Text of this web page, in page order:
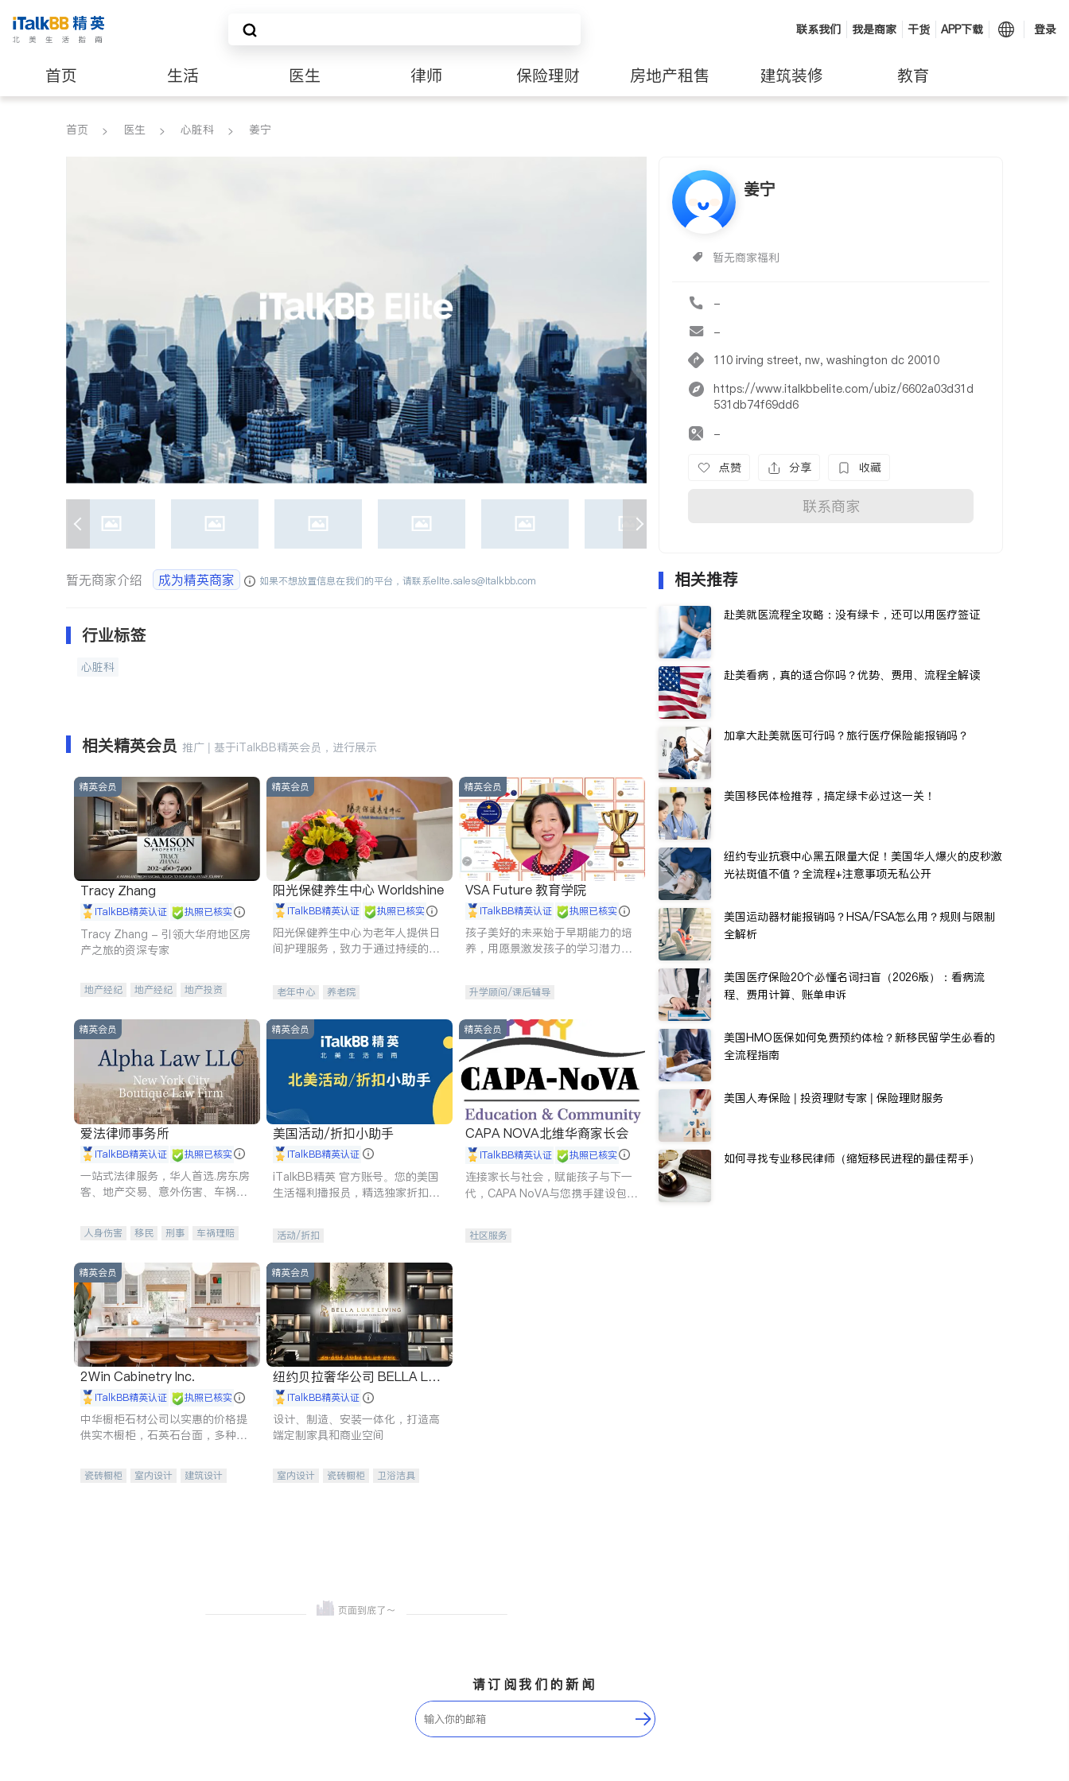
联系我们 我是商家 干货 APP下载 登录
首页 生活 医生 律师 保险理财 房地产租售 建筑装修 教育
养老 非盈利组织
首页 医生 心脏科 姜宁
姜宁
暂无商家福利
-
-
110 irving street, nw, washington dc 20010
https://www.italkbbelite.com/ubiz/6602a03d31d
531db74f69dd6
-
点赞 分享 收藏
联系商家
暂无商家介绍 成为精英商家 如果不想放置信息在我们的平台，请联系elite.sales@italkbb.com
行业标签
心脏科
相关精英会员 推广 | 基于iTalkBB精英会员，进行展示
精英会员
Tracy Zhang
iTalkBB精英认证 执照已核实
Tracy Zhang - 引领大华府地区房
产之旅的资深专家
地产经纪 地产经纪
地产投资
精英会员
阳光保健养生中心 Worldshine
iTalkBB精英认证 执照已核实
阳光保健养生中心为老年人提供日
间护理服务，致力于通过持续的护
老年中心 养老院
精英会员
VSA Future 教育学院
iTalkBB精英认证 执照已核实
孩子美好的未来始于早期能力的培
养，用愿景激发孩子的学习潜力和
升学顾问/课后辅导
精英会员
爱法律师事务所
iTalkBB精英认证 执照已核实
一站式法律服务，华人首选.房东房
客、地产交易、意外伤害、车祸重
人身伤害 移民 刑事
车祸理赔
商标注册
索赔 律师-其它 保释
精英会员
美国活动/折扣小助手
iTalkBB精英认证
iTalkBB精英 官方账号。您的美国
生活福利播报员，精选独家折扣、
活动/折扣
精英会员
CAPA NOVA北维华裔家长会
iTalkBB精英认证 执照已核实
连接家长与社会，赋能孩子与下一
代，CAPA NoVA与您携手建设包
社区服务
精英会员
2Win Cabinetry Inc.
iTalkBB精英认证 执照已核实
中华橱柜石材公司以实惠的价格提
供实木橱柜，石英石台面，多种优
机。品质厨房，家的选择。
瓷砖橱柜 室内设计
建筑设计
精英会员
纽约贝拉奢华公司 BELLA LUX
E iTalkBB精英认证
设计、制造、安装一体化，打造高
端定制家具和商业空间
室内设计 瓷砖橱柜
卫浴洁具
相关推荐
赴美就医流程全攻略：没有绿卡，还可以用医疗签证
赴美看病，真的适合你吗？优势、费用、流程全解读
加拿大赴美就医可行吗？旅行医疗保险能报销吗？
美国移民体检推荐，搞定绿卡必过这一关！
纽约专业抗衰中心黑五限量大促！美国华人爆火的皮秒激
光祛斑值不值？全流程+注意事项无私公开
美国运动器材能报销吗？HSA/FSA怎么用？规则与限制
全解析
美国医疗保险20个必懂名词扫盲（2026版）：看病流
程、费用计算、账单申诉
美国HMO医保如何免费预约体检？新移民留学生必看的
全流程指南
美国人寿保险 | 投资理财专家 | 保险理财服务
如何寻找专业移民律师（缩短移民进程的最佳帮手）
请订阅我们的新闻